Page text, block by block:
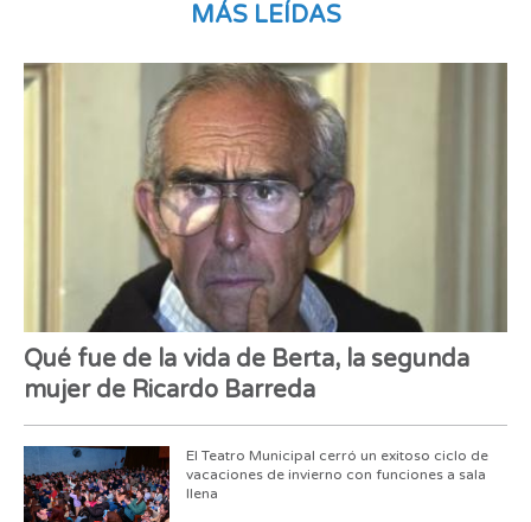
MÁS LEÍDAS
Qué fue de la vida de Berta, la segunda
mujer de Ricardo Barreda
El Teatro Municipal cerró un exitoso ciclo de
vacaciones de invierno con funciones a sala
llena